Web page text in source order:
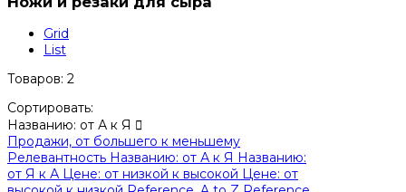
Grid
List
Товаров: 2
Сортировать:
Названию: от А к Я 
Продажи, от большего к меньшему
Релевантность Названию: от А к Я Названию:
от Я к А Цене: от низкой к высокой Цене: от